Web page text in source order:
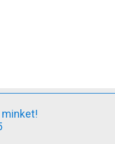
minket!